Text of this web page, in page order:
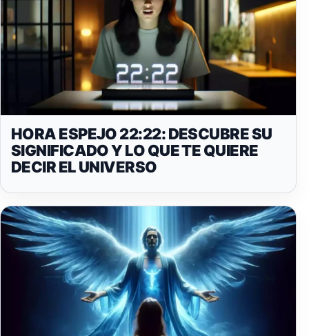
HORA ESPEJO 22:22: DESCUBRE SU
SIGNIFICADO Y LO QUE TE QUIERE
DECIR EL UNIVERSO